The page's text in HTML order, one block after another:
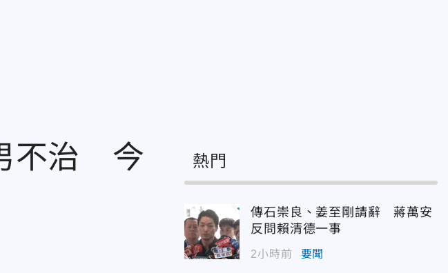
不治 今
熱門
傳石崇良、姜至剛請辭 蔣萬安
反問賴清德一事
2小時前 要聞